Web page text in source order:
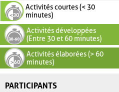
Activités courtes (< 30
minutes)
Activités développées
(Entre 30 et 60 minutes)
Activités élaborées (> 60
minutes)
PARTICIPANTS